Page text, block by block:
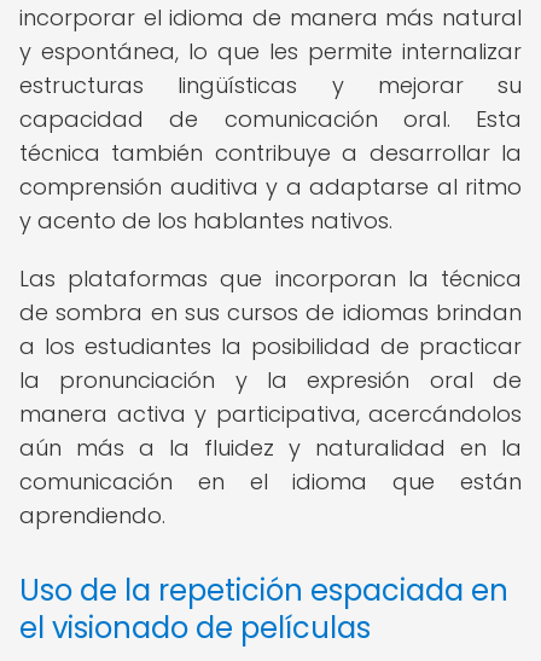
incorporar el idioma de manera más natural
y espontánea, lo que les permite internalizar
estructuras lingüísticas y mejorar su
capacidad de comunicación oral. Esta
técnica también contribuye a desarrollar la
comprensión auditiva y a adaptarse al ritmo
y acento de los hablantes nativos.
Las plataformas que incorporan la técnica
de sombra en sus cursos de idiomas brindan
a los estudiantes la posibilidad de practicar
la pronunciación y la expresión oral de
manera activa y participativa, acercándolos
aún más a la fluidez y naturalidad en la
comunicación en el idioma que están
aprendiendo.
Uso de la repetición espaciada en
el visionado de películas